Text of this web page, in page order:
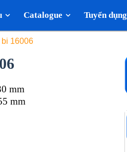
Catalogue Tuyển dụng
16006
mm
mm